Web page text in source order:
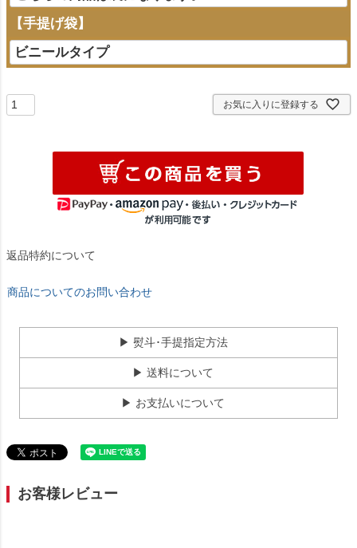
【手提げ袋】
お気に入りに登録する
返品特約について
商品についてのお問い合わせ
▶ 熨斗･手提指定方法
▶ 送料について
▶ お支払いについて
お客様レビュー